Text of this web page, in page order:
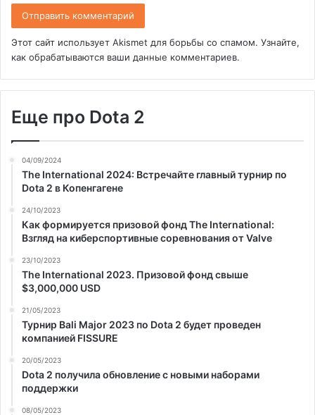
Этот сайт использует Akismet для борьбы со спамом. Узнайте,
как обрабатываются ваши данные комментариев.
Еще про Dota 2
04/09/2024
The International 2024: Встречайте главный турнир по
Dota 2 в Копенгагене
24/10/2023
Как формируется призовой фонд The International:
Взгляд на киберспортивные соревнования от Valve
23/10/2023
The International 2023. Призовой фонд свыше
$3,000,000 USD
21/05/2023
Турнир Bali Major 2023 по Dota 2 будет проведен
компанией FISSURE
20/05/2023
Dota 2 получила обновление с новыми наборами
поддержки
08/05/2023